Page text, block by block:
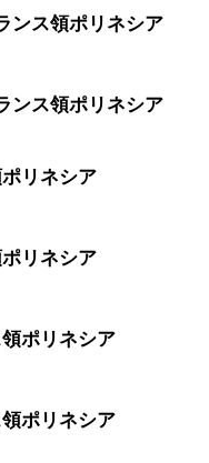
ンス領ポリネシア
ンス領ポリネシア
リネシア
リネシア
ポリネシア
ポリネシア